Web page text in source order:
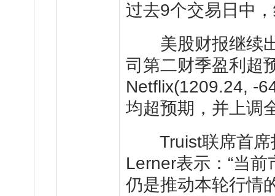
过去9个交易日中
美股财报继续
司第二财季盈利超
Netflix(1209.24, -
均超预期，并上调
Truist联席首席
Lerner表示：“当
仍是推动本轮行情